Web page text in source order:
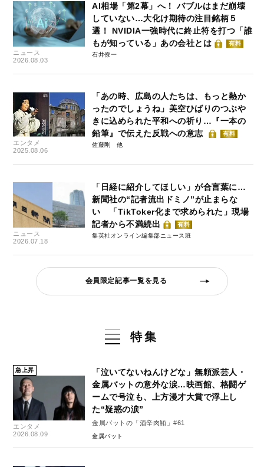
ニュース
2026.08.03
AI相場「第2幕」へ！ バブルはまだ崩壊
していない…大化け期待の注目銘柄５
選！ NVIDIA一強時代に終止符を打つ「誰
もが知っている」あの会社とは
有料
石井僚一
エンタメ
2025.08.06
「あの時、広島の人たちは、もっと熱か
ったのでしょうね」美空ひばりのつぶや
きに込められた平和への祈り…『一本の
鉛筆』で伝えた反戦への意志
有料
佐藤剛
ニュース
2026.07.18
「日経に紹介してほしい」が合言葉に…
新聞社の“記者流出ドミノ”が止まらな
い 「TikToker化まで求められた」現場
記者から不満続出
有料
集英社オンライン編集部ニュース班
会員限定記事一覧を見る
特集
急上昇
エンタメ
2026.08.09
「泣いてないねんけどな」無頼派芸人・
金属バットの意外な涙…映画館、格闘ゲ
ームで号泣も、上方漫才大賞で浮上し
た“疑惑の涙”
金属バットの「酒辛肉鮪」#61
金属バット